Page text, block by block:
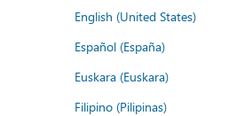
English (United States)
Español (España)
Euskara (Euskara)
Filipino (Pilipinas)